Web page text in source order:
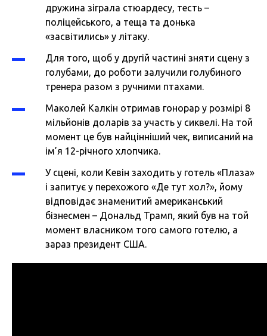
дружина зіграла стюардесу, тесть –
поліцейського, а теща та донька
«засвітились» у літаку.
Для того, щоб у другій частині зняти сцену з
голубами, до роботи залучили голубиного
тренера разом з ручними птахами.
Маколей Калкін отримав гонорар у розмірі 8
мільйонів доларів за участь у сиквелі. На той
момент це був найцінніший чек, виписаний на
ім’я 12-річного хлопчика.
У сцені, коли Кевін заходить у готель «Плаза»
і запитує у перехожого «Де тут хол?», йому
відповідає знаменитий американський
бізнесмен – Дональд Трамп, який був на той
момент власником того самого готелю, а
зараз президент США.